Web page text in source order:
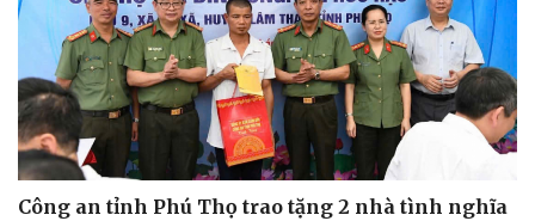
Công an tỉnh Phú Thọ trao tặng 2 nhà tình nghĩa